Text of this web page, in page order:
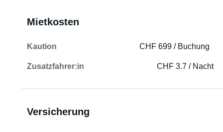
• Zwei Auffahrrampen zum Ausgleichen des Fahrzeugs
• Zwei 11-kg-Gasflaschen (eine volle und eine
Mietkosten
Kaution CHF 699 / Buchung
Zusatzfahrer:in CHF 3.7 / Nacht
Versicherung